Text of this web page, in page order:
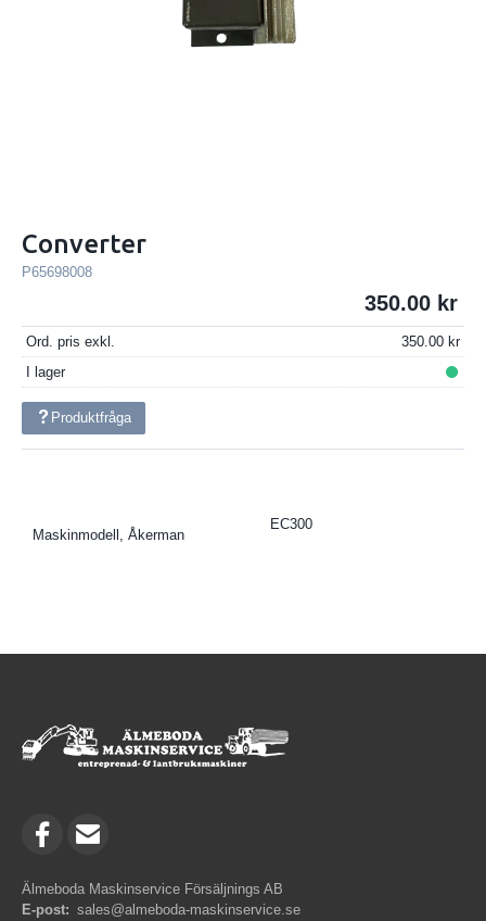
Converter
P65698008
350.00
Ord. pris exkl.
350.00
I lager
Produktfråga
Maskinmodell, Åkerman
EC300
Älmeboda Maskinservice Försäljnings AB
E-post: sales@almeboda-maskinservice.se